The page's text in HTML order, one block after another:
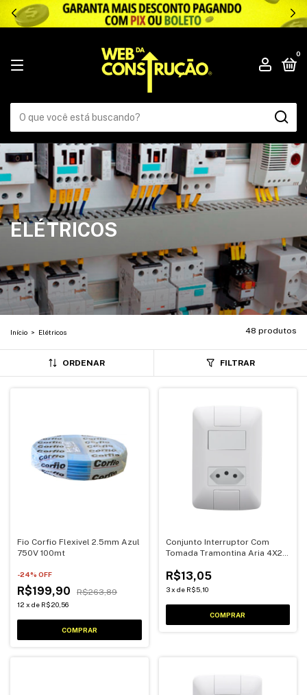
.
0
ELÉTRICOS
Início > Elétricos 48 produtos
ORDENAR FILTRAR
Fio Corfio Flexivel 2.5mm Azul
750V 100mt
-24% OFF
R$199,90 R$263,89
12 x de R$20,56
Conjunto Interruptor Com
Tomada Tramontina Aria 4X2
R$13,05
3 x de R$5,10